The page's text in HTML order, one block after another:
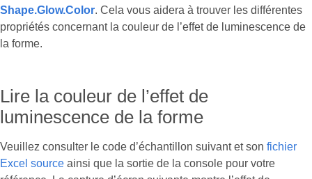
Shape.Glow.Color. Cela vous aidera à trouver les différentes
propriétés concernant la couleur de l’effet de luminescence de
la forme.
Lire la couleur de l’effet de
luminescence de la forme
Veuillez consulter le code d’échantillon suivant et son fichier
Excel source ainsi que la sortie de la console pour votre